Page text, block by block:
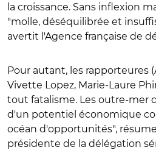
la croissance. Sans inflexion
"molle, déséquilibrée et
avertit l'Agence française de
Pour autant, les rapporteures
Vivette Lopez, Marie-Laure
tout fatalisme. Les outre-mer
d'un potentiel économique
océan d'opportunités",
présidente de la délégation